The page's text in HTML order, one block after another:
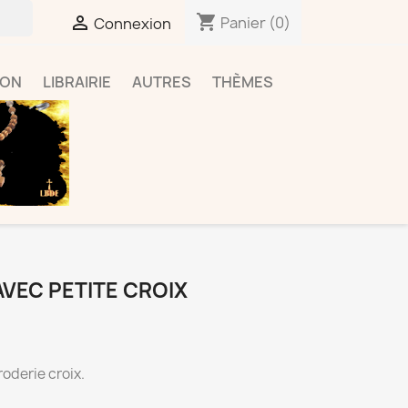
 Connexion shopping_cart Panier (0)
LIBRAIRIE AUTRES THÈMES
PETITE CROIX
croix.